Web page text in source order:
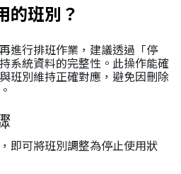
的班別？
進行排班作業，建議透過「停
系統資料的完整性。此操作能確
班別維持正確對應，避免因刪除
即可將班別調整為停止使用狀